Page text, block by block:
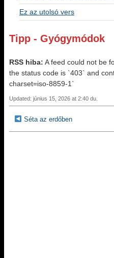
Ez az utolsó vers
Tipp - Gyógymódok
RSS hiba: A feed could not be
the status code is `403` and
charset=iso-8859-1`
Updated: június 15, 2026 at 2:40 du.
Séta az erdőben